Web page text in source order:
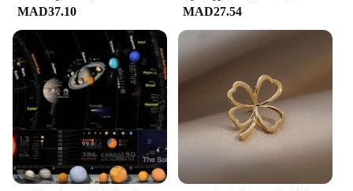
MAD37.10 MAD27.54